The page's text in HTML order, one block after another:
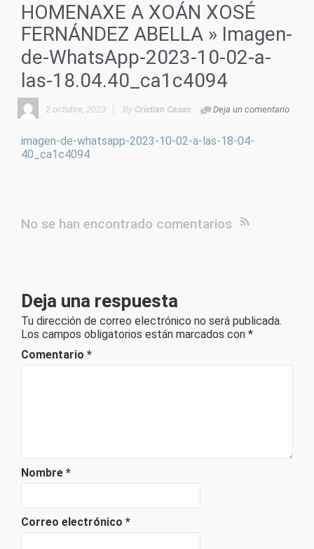
HOMENAXE A XOÁN XOSÉ
FERNÁNDEZ ABELLA » Imagen-
de-WhatsApp-2023-10-02-a-
las-18.04.40_ca1c4094
2 octubre, 2023 Deja un comentario
By Cristian Casas
imagen-de-whatsapp-2023-10-02-a-las-18-04-
40_ca1c4094
No se han encontrado comentarios
Deja una respuesta
Tu dirección de correo electrónico no será publicada.
Los campos obligatorios están marcados con *
Comentario *
Nombre *
Correo electrónico *